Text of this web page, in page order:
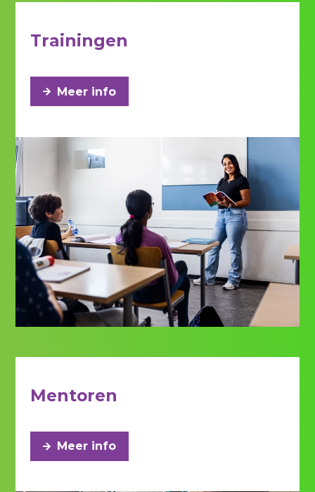
Trainingen
Meer info
Mentoren
Meer info